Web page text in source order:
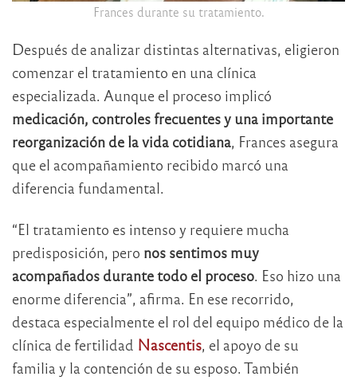
Frances durante su tratamiento.
Después de analizar distintas alternativas, eligieron
comenzar el tratamiento en una clínica
especializada. Aunque el proceso implicó
medicación, controles frecuentes y una importante
reorganización de la vida cotidiana, Frances asegura
que el acompañamiento recibido marcó una
diferencia fundamental.
“El tratamiento es intenso y requiere mucha
predisposición, pero nos sentimos muy
acompañados durante todo el proceso. Eso hizo una
enorme diferencia”, afirma. En ese recorrido,
destaca especialmente el rol del equipo médico de la
clínica de fertilidad Nascentis, el apoyo de su
familia y la contención de su esposo. También